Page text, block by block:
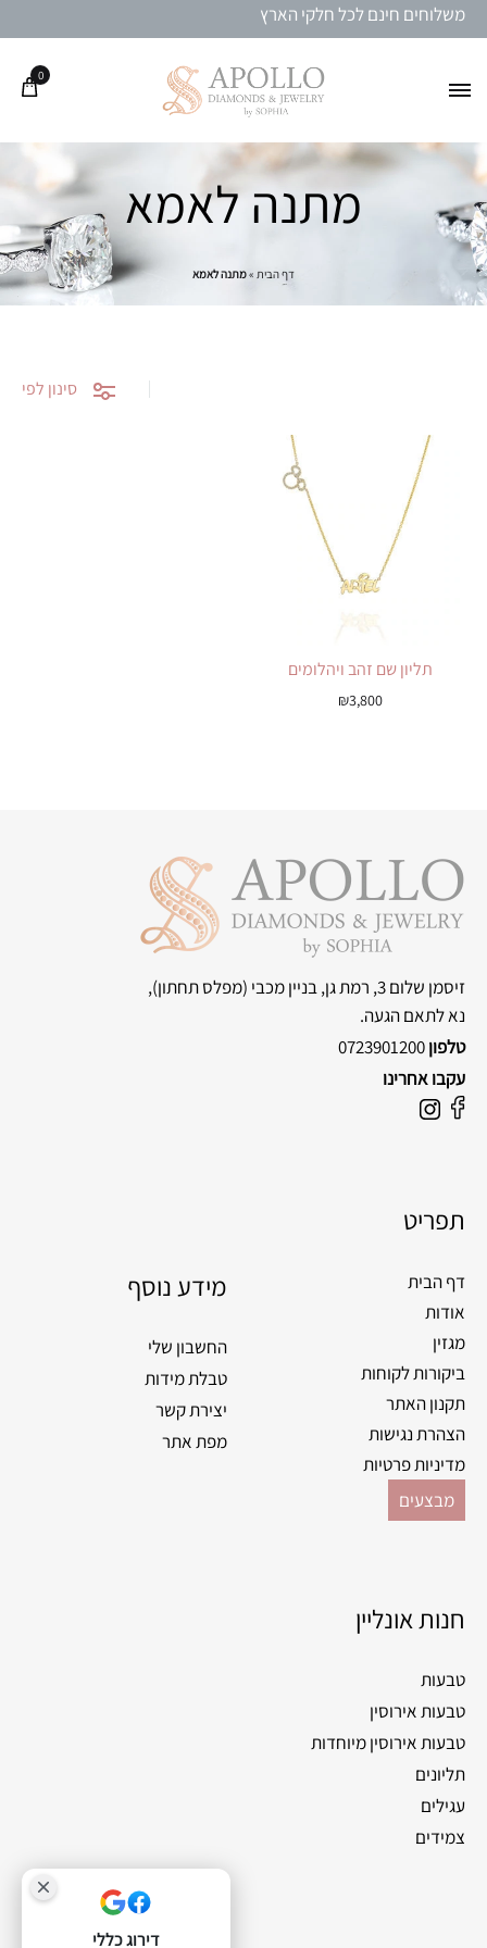
משלוחים חינם לכל חלקי הארץ
0
מתנה לאמא
דף הבית »מתנה לאמא
סינון לפי
תליון שם זהב ויהלומים
₪3,800
זיסמן שלום 3, רמת גן, בניין מכבי
(מפלס תחתון),
נא לתאם הגעה.
טלפון0723901200
עקבו אחרינו
F
b
o
k
I
a
r
a
m
תפריט
דף הבית
אודות
מגזין
ביקורות לקוחות
תקנון האתר
הצהרת נגישות
מדיניות פרטיות
מבצעים
מידע נוסף
החשבון שלי
טבלת מידות
יצירת קשר
מפת אתר
חנות אונליין
טבעות
טבעות אירוסין
טבעות אירוסין מיוחדות
תליונים
עגילים
צמידים
דירוג כללי